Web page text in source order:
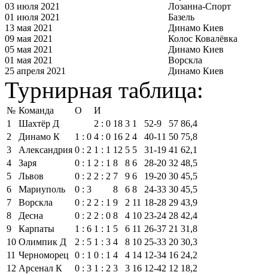
03 июля 2021
Лозанна-Спорт
01 июля 2021
Базель
13 мая 2021
Динамо Киев
09 мая 2021
Колос Ковалёвка
05 мая 2021
Динамо Киев
01 мая 2021
Ворскла
25 апреля 2021
Динамо Киев
Турнирная таблица:
№ Команда О
И
1
Шахтёр Д 2 : 0 18 3 1 52‑9 57 86,4
2
Динамо К 1 : 0 4 : 0 16 2 4 40‑11 50 75,8
3
Александрия 0 : 2 1 : 1 12 5 5 31‑19 41 62,1
4
Заря 0 : 1 2 : 1 8 8 6 28‑20 32 48,5
5
Львов 0 : 2 2 : 2 7 9 6 19‑20 30 45,5
6
Мариуполь 0 : 3 8 6 8 24‑33 30 45,5
7
Ворскла 0 : 2 2 : 1 9 2 11 18‑28 29 43,9
8
Десна 0 : 2 2 : 0 8 4 10 23‑24 28 42,4
9
Карпаты 1 : 6 1 : 1 5 6 11 26‑37 21 31,8
10 Олимпик Д 2 : 5 1 : 3 4 8 10 25‑33 20 30,3
11 Черноморец 0 : 1 0 : 1 4 4 14 12‑34 16 24,2
12 Арсенал К 0 : 3 1 : 2 3 3 16 12‑42 12 18,2